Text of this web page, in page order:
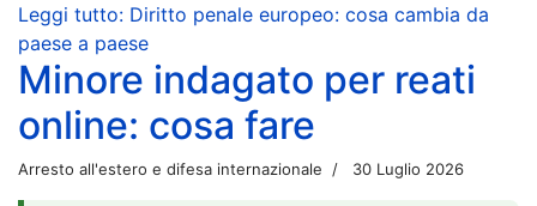
Leggi tutto: Diritto penale europeo: cosa cambia da
paese a paese
Minore indagato per reati
online: cosa fare
Arresto all'estero e difesa internazionale 30 Luglio 2026